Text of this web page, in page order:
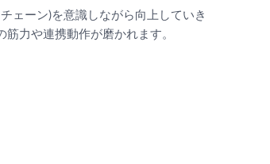
ェーン)を意識しながら向上していき
力や連携動作が磨かれます。